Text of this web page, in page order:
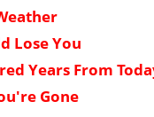
Lose You
Years From
Gone